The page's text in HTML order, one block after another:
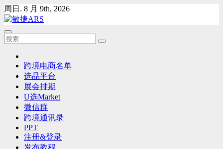
Skip
to
content
周日. 8 月 9th, 2026
跨境电商名单
选品平台
展会排期
U选Market
微信群
跨境通讯录
PPT
注册&登录
发布教程